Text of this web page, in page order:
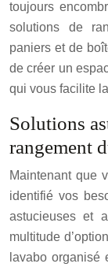
toujours
solutions de
paniers et de
de créer un
qui vous facilite
Solutions
rangement
Maintenant que
identifié vos
astucieuses et
multitude
lavabo organisé